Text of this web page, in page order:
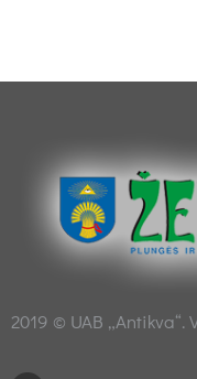
2019 © UAB